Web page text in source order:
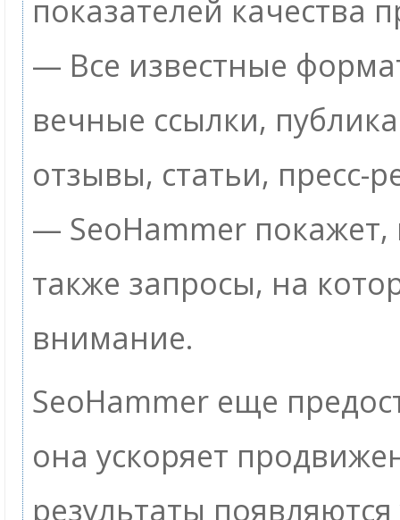
показателей качества
— Все известные
вечные ссылки,
отзывы, статьи, пресс-
— SeoHammer покажет,
также запросы, на
внимание.
SeoHammer еще
она ускоряет
результаты